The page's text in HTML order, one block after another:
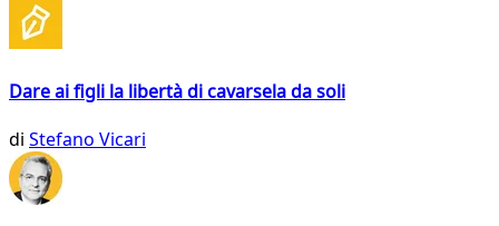
Dare ai figli la libertà di cavarsela da soli
di Stefano Vicari